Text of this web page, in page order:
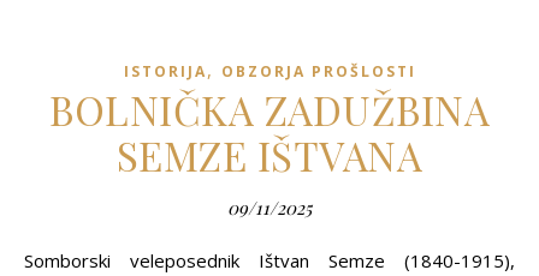
ISTORIJA, OBZORJA PROŠLOSTI
BOLNIČKA ZADUŽBINA
SEMZE IŠTVANA
09/11/2025
Somborski veleposednik Ištvan Semze (1840-1915),